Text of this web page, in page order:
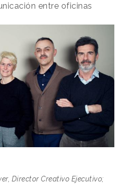
entre oficinas
Director Creativo Ejecutivo;